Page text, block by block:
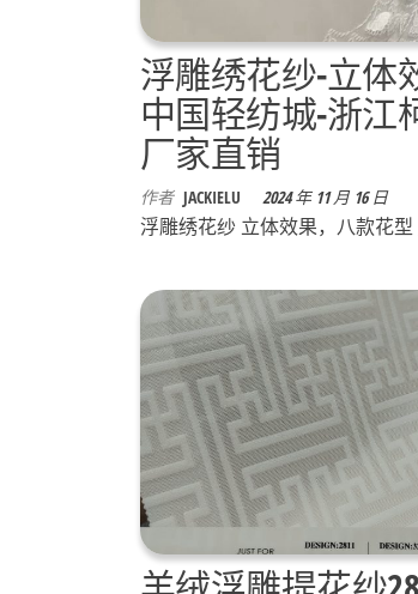
浮雕绣花纱-立体
中国轻纺城-浙江
厂家直销
作者 JACKIELU 2024 年 11 月 16 日
浮雕绣花纱 立体效果，八款花